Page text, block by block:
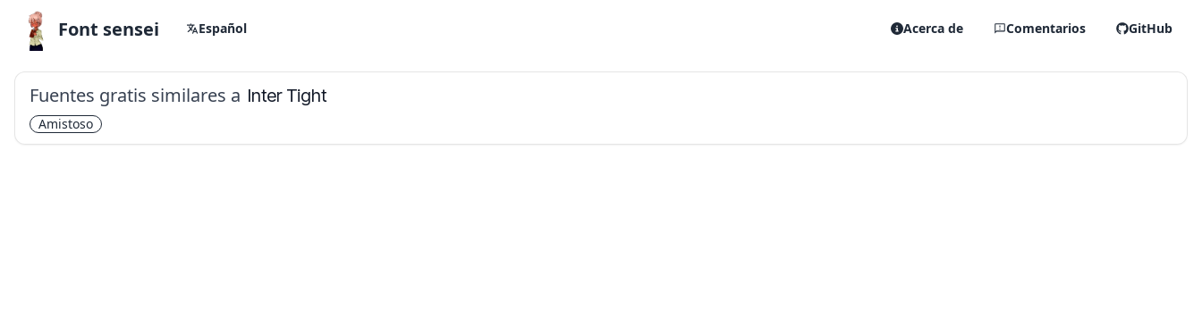
Font sensei Español Acerca de Comentarios GitHub
Fuentes gratis similares a Inter Tight
Amistoso